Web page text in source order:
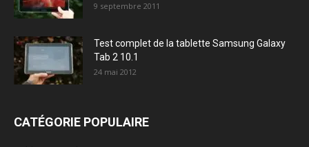
9 septembre 2011
Test complet de la tablette Samsung Galaxy
Tab 2 10.1
24 mai 2012
CATÉGORIE POPULAIRE